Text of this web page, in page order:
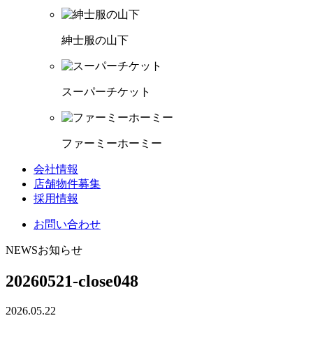
紳士服の山下
スーパーチケット
ファーミーホーミー
会社情報
店舗物件募集
採用情報
お問い合わせ
NEWSお知らせ
20260521-close048
2026.05.22